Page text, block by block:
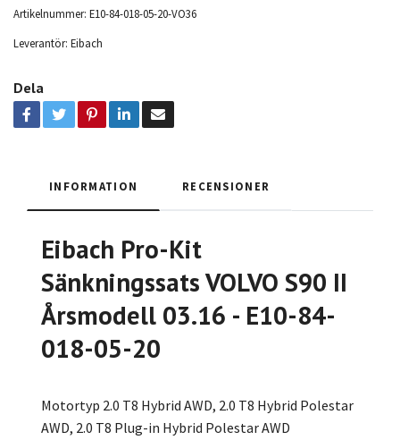
Artikelnummer: E10-84-018-05-20-VO36
Leverantör: Eibach
Dela
INFORMATION RECENSIONER
Eibach Pro-Kit
Sänkningssats VOLVO S90 II
Årsmodell 03.16 - E10-84-
018-05-20
Motortyp 2.0 T8 Hybrid AWD, 2.0 T8 Hybrid Polestar
AWD, 2.0 T8 Plug-in Hybrid Polestar AWD